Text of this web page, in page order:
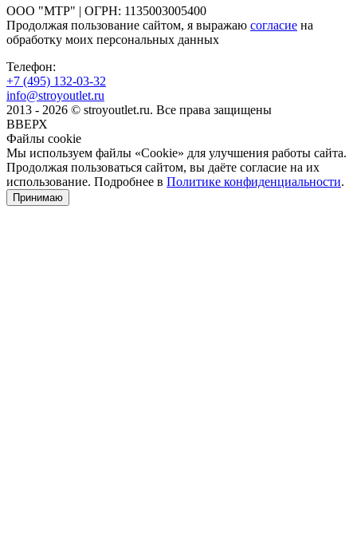
ООО "МТР" | ОГРН: 1135003005400
Продолжая пользование сайтом, я выражаю согласие на
обработку моих персональных данных
Телефон:
+7 (495) 132-03-32
info@stroyoutlet.ru
2013 - 2026 © stroyoutlet.ru. Все права защищены
ВВЕРХ
Файлы cookie
Мы используем файлы «Cookie» для улучшения работы сайта.
Продолжая пользоваться сайтом, вы даёте согласие на их
использование. Подробнее в Политике конфиденциальности.
Принимаю